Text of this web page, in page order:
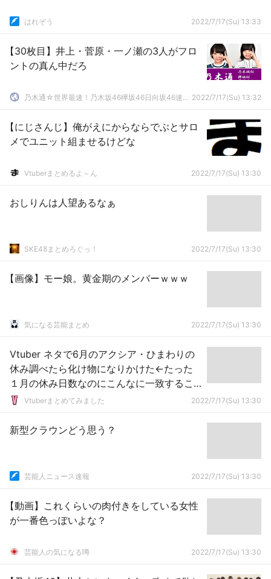
はれぞう 2022/7/17(Su) 13:33
【30枚目】井上・菅原・一ノ瀬の3人がフロ
ントの真ん中だろ
乃木通☆世界最速！乃木坂46欅坂46日向坂46速報まとめ 2022/7/17(Su) 13:32
【にじさんじ】俺がえにからならでぶとサロ
メでユニット組ませるけどな
Vtuberまとめるよ～ん 2022/7/17(Su) 13:30
おしりんは人望あるなぁ
SKE48まとめろぐっ！ 2022/7/17(Su) 13:30
【画像】モー娘。黄金期のメンバーｗｗｗ
気になる芸能まとめ 2022/7/17(Su) 13:30
Vtuber ネタで6月のアクシア・ひまわりの
休み調べたら化け物になりかけた←たった
１月の休み日数なのにこんなに一致するこ
とあるか？？？そりゃ化け物にもなるわｗ
Vtuberまとめてみました 2022/7/17(Su) 13:30
新型クラウンどう思う？
芸能人ニュース速報 2022/7/17(Su) 13:30
【動画】これくらいの肉付きをしている女性
が一番色っぽいよな？
芸能人の気になる噂 2022/7/17(Su) 13:30